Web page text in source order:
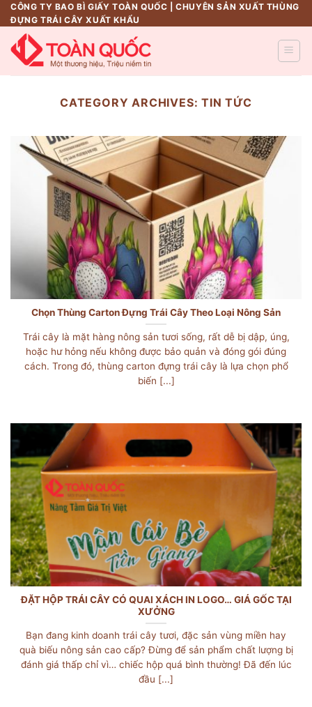
Skip
to
content
CÔNG TY BAO BÌ GIẤY TOÀN QUỐC | CHUYÊN SẢN XUẤT THÙNG
ĐỰNG TRÁI CÂY XUẤT KHẨU
CATEGORY ARCHIVES:TIN TỨC
Chọn Thùng Carton Đựng Trái Cây Theo Loại Nông Sản
Trái cây là mặt hàng nông sản tươi sống, rất dễ bị dập, úng,
hoặc hư hỏng nếu không được bảo quản và đóng gói đúng
cách. Trong đó, thùng carton đựng trái cây là lựa chọn phổ
biến [...]
ĐẶT HỘP TRÁI CÂY CÓ QUAI XÁCH IN LOGO… GIÁ GỐC TẠI
XƯỞNG
Bạn đang kinh doanh trái cây tươi, đặc sản vùng miền hay
quà biếu nông sản cao cấp? Đừng để sản phẩm chất lượng bị
đánh giá thấp chỉ vì… chiếc hộp quá bình thường! Đã đến lúc
đầu [...]